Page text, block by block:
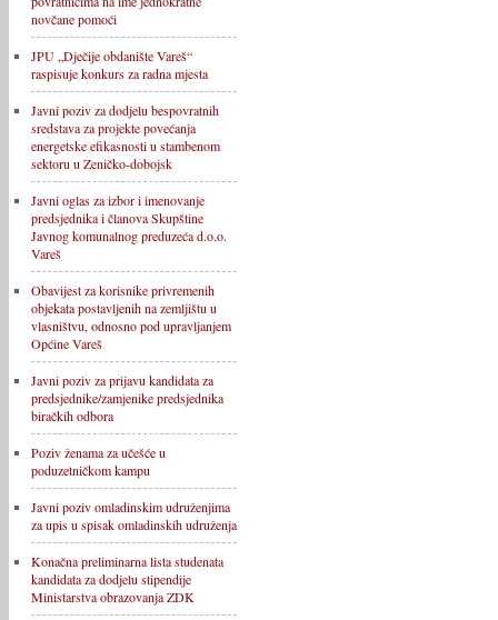
novčane pomoći
JPU „Dječije obdanište Vareš“
raspisuje konkurs za radna mjesta
Javni poziv za dodjelu bespovratnih
sredstava za projekte povećanja
energetske efikasnosti u stambenom
sektoru u Zeničko-dobojsk
Javni oglas za izbor i imenovanje
predsjednika i članova Skupštine
Javnog komunalnog preduzeća d.o.o.
Vareš
Obavijest za korisnike privremenih
objekata postavljenih na zemljištu u
vlasništvu, odnosno pod upravljanjem
Općine Vareš
Javni poziv za prijavu kandidata za
predsjednike/zamjenike predsjednika
biračkih odbora
Poziv ženama za učešće u
poduzetničkom kampu
Javni poziv omladinskim udruženjima
za upis u spisak omladinskih udruženja
Konačna preliminarna lista studenata
kandidata za dodjelu stipendije
Ministarstva obrazovanja ZDK